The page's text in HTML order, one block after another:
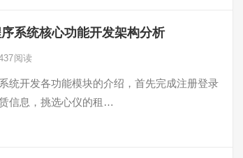
系统核心功能开发架构分析
阅读
统开发各功能模块的介绍，首先完成注册登录
信息，挑选心仪的租…